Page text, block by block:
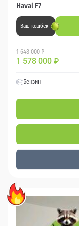
Haval F7
Ваш кешбек
1 648 000 ₽
1 578 000 ₽
Бензин